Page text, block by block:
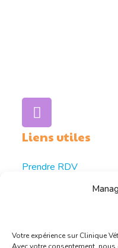
Votre expérience sur Clinique
Liens utiles
Prendre RDV
La Boutique